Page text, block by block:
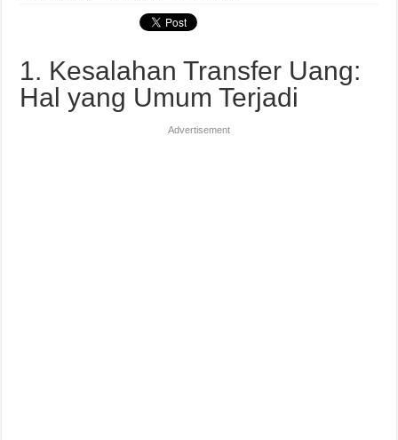
1. Kesalahan Transfer Uang:
Hal yang Umum Terjadi
Advertisement